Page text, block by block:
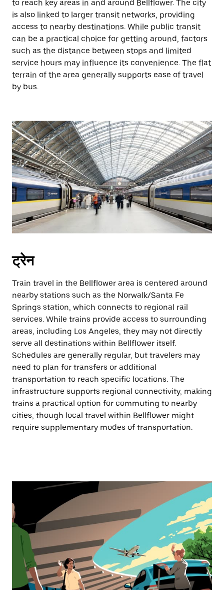
to reach key areas in and around Bellflower. The city
is also linked to larger transit networks, providing
access to nearby destinations. While public transit
can be a practical choice for getting around, factors
such as the distance between stops and limited
service hours may influence its convenience. The flat
terrain of the area generally supports ease of travel
by bus.
ट्रेन
Train travel in the Bellflower area is centered around
nearby stations such as the Norwalk/Santa Fe
Springs station, which connects to regional rail
services. While trains provide access to surrounding
areas, including Los Angeles, they may not directly
serve all destinations within Bellflower itself.
Schedules are generally regular, but travelers may
need to plan for transfers or additional
transportation to reach specific locations. The
infrastructure supports regional connectivity, making
trains a practical option for commuting to nearby
cities, though local travel within Bellflower might
require supplementary modes of transportation.